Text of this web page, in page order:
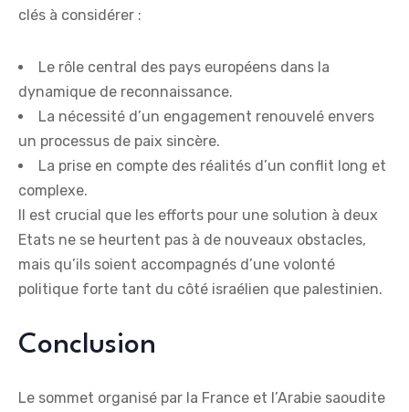
clés à considérer :
Le rôle central des pays européens dans la
dynamique de reconnaissance.
La nécessité d’un engagement renouvelé envers
un processus de paix sincère.
La prise en compte des réalités d’un conflit long et
complexe.
Il est crucial que les efforts pour une solution à deux
Etats ne se heurtent pas à de nouveaux obstacles,
mais qu’ils soient accompagnés d’une volonté
politique forte tant du côté israélien que palestinien.
Conclusion
Le sommet organisé par la France et l’Arabie saoudite